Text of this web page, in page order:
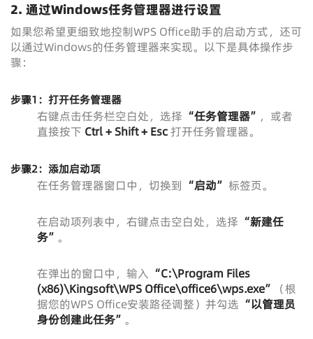
2. 通过Windows任务管理器进行设置
如果您希望更细致地控制WPS Office助手的启动方式，还可
以通过Windows的任务管理器来实现。以下是具体操作步
骤：
步骤1：打开任务管理器
右键点击任务栏空白处，选择 “任务管理器” ，或者
直接按下 Ctrl + Shift + Esc打开任务管理器。
步骤2：添加启动项
在任务管理器窗口中，切换到 “启动” 标签页。
在启动项列表中，右键点击空白处，选择 “新建任
务” 。
在弹出的窗口中，输入 “C:\Program Files
(x86)\Kingsoft\WPS Office\office6\wps.exe”
（根
据您的WPS Office安装路径调整）并勾选 “以管理员
身份创建此任务” 。